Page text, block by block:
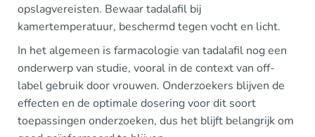
opslagvereisten. Bewaar tadalafil bij
kamertemperatuur, beschermd tegen vocht en licht.
In het algemeen is farmacologie van tadalafil nog een
onderwerp van studie, vooral in de context van off-
label gebruik door vrouwen. Onderzoekers blijven de
effecten en de optimale dosering voor dit soort
toepassingen onderzoeken, dus het blijft belangrijk om